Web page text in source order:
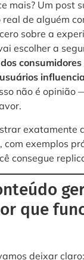
mais? Um post
de alguém
sobre a
escolher a
não é opinião
exatamente
com exemplos
consegue
que
deixar claro: